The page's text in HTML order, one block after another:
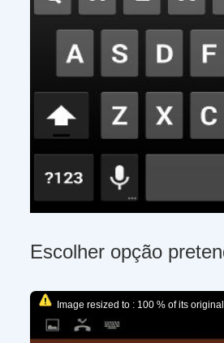
Escolher opção
Image resized to : 100 % of its